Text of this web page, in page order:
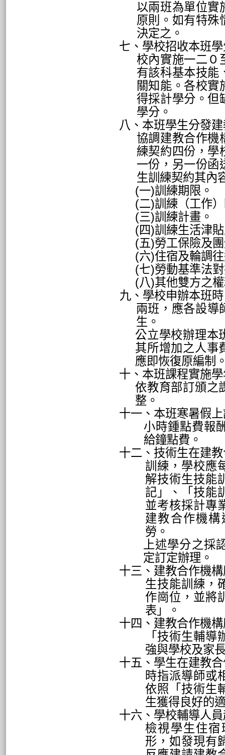
以兩班為單位實
原則。如有特殊
決定之。
七、學校招收本班
校內實施一二０
有該科基本技能
關知能。各校實
得採計學分。但
學分。
八、本班學生分發
協調建教合作機
練契約四份，學
一份，另一份函
生訓練契約其內
(一)訓練期限。
(二)訓練（工作
(三)訓練計畫。
(四)訓練生活津
(五)勞工保險及
(六)住宿及輪調
(七)勞動基準法
(八)其他雙方之
九、學校申辦本班
兩班，應各設導
生。
公立學校辦理本
其所增加之人事
應即恢復原編制
十、本班課程實施
依教育部訂頒之
整。
十一、本班寒暑假
小時鍾點費報
給鐘點費。
十二、技術生在建
訓練，學校應
解技術生技能
記」、「技能
並考核採計專
建教合作機
勞。
上述學分之採
定訂定辦理。
十三、建教合作機
生技能訓練，
作崗位，並將
表」。
十四、建教合作機
「技術生輔
強與學校及家
十五、學生在建教
時指派導師或
依照「技術生
生獲得良好的
十六、學校輔導人
檢視學生住
形，如發現有